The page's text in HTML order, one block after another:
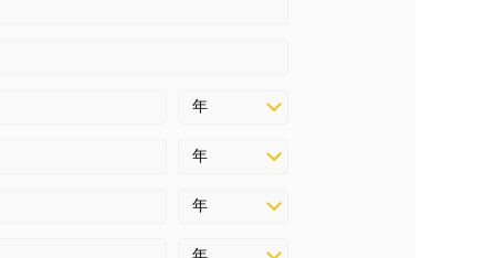
动授予奖学金。然而，